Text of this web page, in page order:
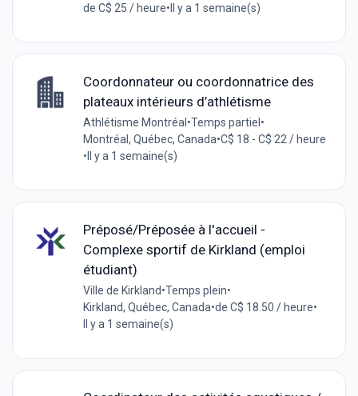
de C$ 25 / heure• Il y a 1 semaine(s)
Coordonnateur ou coordonnatrice des
plateaux intérieurs d’athlétisme
Athlétisme Montréal •Temps partiel •
Montréal, Québec, Canada•C$ 18 - C$ 22 / heure
• Il y a 1 semaine(s)
Préposé/Préposée à l'accueil -
Complexe sportif de Kirkland (emploi
étudiant)
Ville de Kirkland•Temps plein•
Kirkland, Québec, Canada•de C$ 18.50 / heure•
Il y a 1 semaine(s)